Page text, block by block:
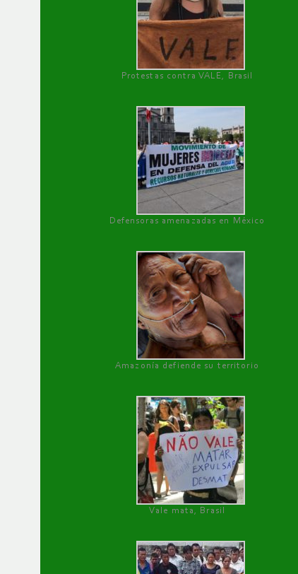
Protestas contra VALE, Brasil
Defensoras amenazadas en México
Amazonía defiende su territorio
Vale mata, Brasil